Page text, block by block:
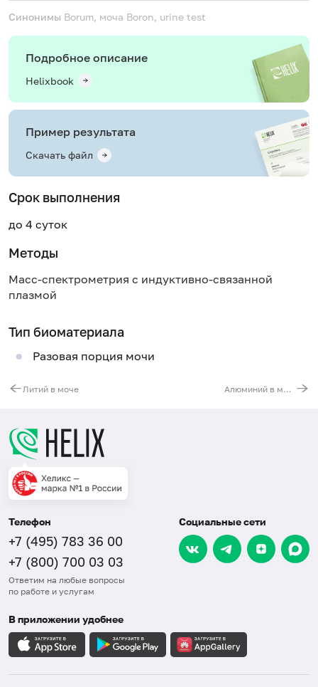
Синонимы Borum, моча Boron, urine test
Подробное описание
Helixbook
Пример результата
Скачать файл
Срок выполнения
до 4 суток
Методы
Масс-спектрометрия с индуктивно-связанной
плазмой
Тип биоматериала
Разовая порция мочи
Литий в моче Алюминий в моче
Телефон
+7 (495) 783 36 00
+7 (800) 700 03 03
Ответим на любые вопросы
по работе и услугам
Социальные сети
В приложении удобнее